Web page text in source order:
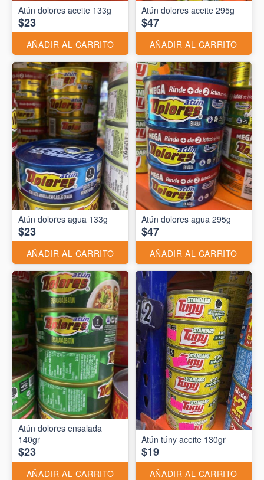
Atún dolores aceite 133g
$23
AÑADIR AL CARRITO
Atún dolores aceite 295g
$47
AÑADIR AL CARRITO
Atún dolores agua 133g
$23
AÑADIR AL CARRITO
Atún dolores agua 295g
$47
AÑADIR AL CARRITO
Atún dolores ensalada
140gr
$23
AÑADIR AL CARRITO
Atún túny aceite 130gr
$19
AÑADIR AL CARRITO